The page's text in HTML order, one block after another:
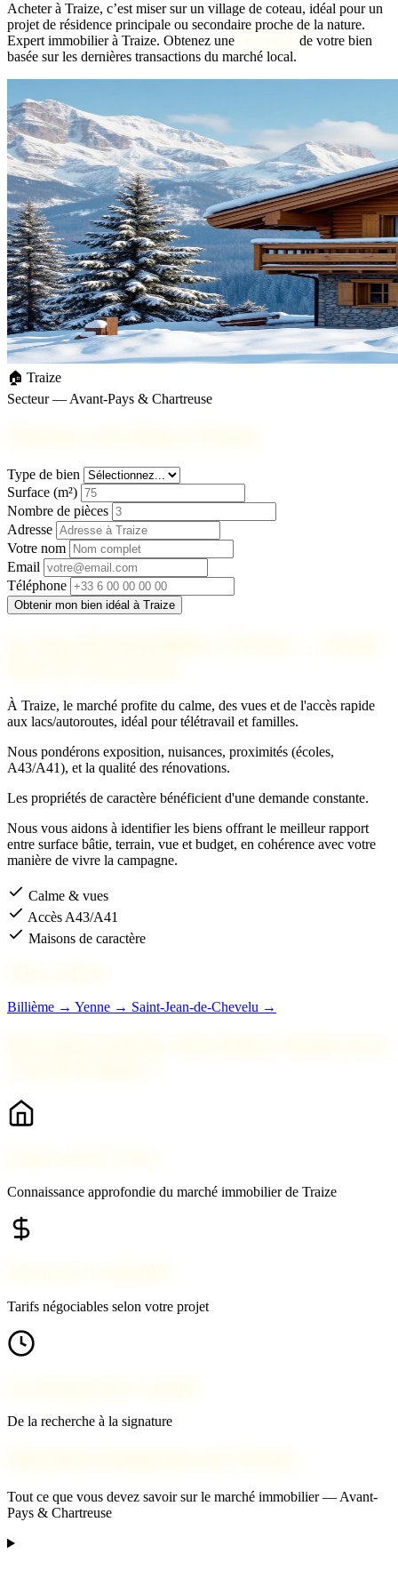
Acheter à Traize, c’est miser sur un village de coteau, idéal pour un
projet de résidence principale ou secondaire proche de la nature.
Expert immobilier à Traize. Obtenez une
de votre bien
basée sur les dernières transactions du marché local.
🏠 Traize
Secteur — Avant-Pays & Chartreuse
Type de bien
Surface (m²)
Nombre de pièces
Adresse
Votre nom
Email
Téléphone
Obtenir mon bien idéal à Traize
À Traize, le marché profite du calme, des vues et de l'accès rapide
aux lacs/autoroutes, idéal pour télétravail et familles.
Nous pondérons exposition, nuisances, proximités (écoles,
A43/A41), et la qualité des rénovations.
Les propriétés de caractère bénéficient d'une demande constante.
Nous vous aidons à identifier les biens offrant le meilleur rapport
entre surface bâtie, terrain, vue et budget, en cohérence avec votre
manière de vivre la campagne.
Calme & vues
Accès A43/A41
Maisons de caractère
Billième → Yenne → Saint-Jean-de-Chevelu →
Connaissance approfondie du marché immobilier de Traize
Tarifs négociables selon votre projet
De la recherche à la signature
Tout ce que vous devez savoir sur le marché immobilier — Avant-
Pays & Chartreuse